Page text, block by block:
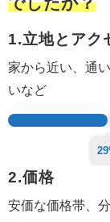
1.立地とアク
家から近い、通
いなど
2.価格
安価な価格帯、